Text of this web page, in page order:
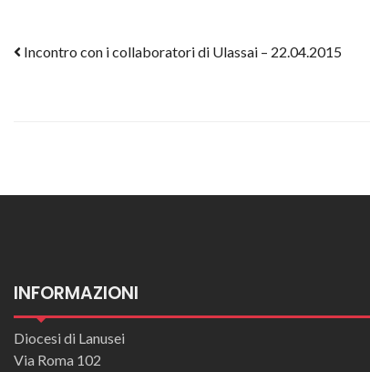
Post navigation
Incontro con i collaboratori di Ulassai – 22.04.2015
INFORMAZIONI
Diocesi di Lanusei
Via Roma 102